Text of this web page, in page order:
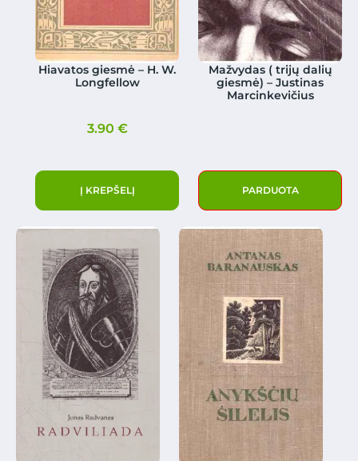
Hiavatos giesmė – H. W.
Longfellow
3.90 €
Į KREPŠELĮ
Mažvydas ( trijų dalių
giesmė) – Justinas
Marcinkevičius
PARDUOTA